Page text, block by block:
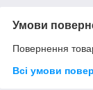
Умови
Повернення
Всі умови